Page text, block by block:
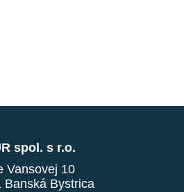
spol. s r.o.
Vansovej 10
Banská Bystrica